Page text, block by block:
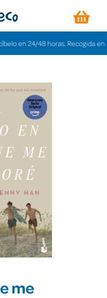
24/48 horas. Recogida en
me